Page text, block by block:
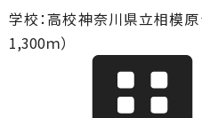
学校：高校神奈川県立相模
1,300ｍ）